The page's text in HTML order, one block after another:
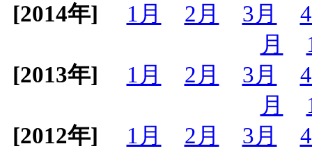
[2014年]
1月 2月 3月
月
[2013年]
1月 2月 3月
月
[2012年]
1月 2月 3月